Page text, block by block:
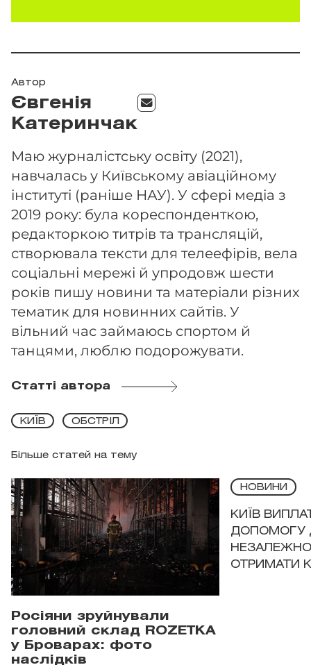
Автор
Євгенія
Катеринчак
Маю журналістську освіту (2021),
навчалась у Київському авіаційному
інституті (раніше НАУ). У сфері медіа з
2019 року: була кореспонденткою,
редакторкою титрів та трансляцій,
створювала тексти для телеефірів, вела
соціальні мережі й упродовж шести
років пишу новини та матеріали різних
тематик для новинних сайтів. У
вільний час займаюсь спортом й
танцями, люблю подорожувати.
Статті автора
Більше статей на тему
КИЇВ ОБСТРІЛ
Росіяни зруйнували
головний склад ROZETKA
у Броварах: фото
наслідків
НОВИНИ
КИЇВ
ДОПОМОГУ
ОТРИМАТИ